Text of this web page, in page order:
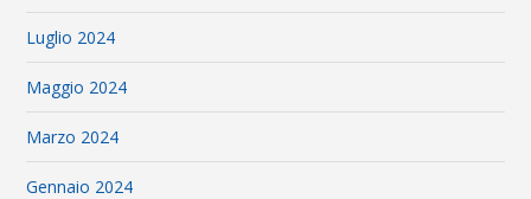
Luglio 2024
Maggio 2024
Marzo 2024
Gennaio 2024